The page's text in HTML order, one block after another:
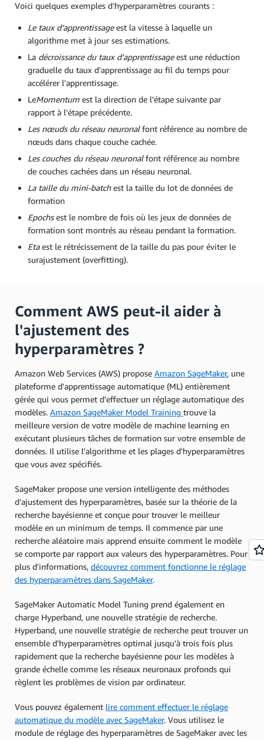
Voici quelques exemples d'hyperparamètres courants :
Le taux d’apprentissageest la vitesse à laquelle un
algorithme met à jour ses estimations.
La décroissance du taux d'apprentissageest une réduction
graduelle du taux d'apprentissage au fil du temps pour
accélérer l'apprentissage.
LeMomentum est la direction de l'étape suivante par
rapport à l'étape précédente.
Les nœuds du réseau neuronalfont référence au nombre de
nœuds dans chaque couche cachée.
Les couches du réseau neuronalfont référence au nombre
de couches cachées dans un réseau neuronal.
La taille du mini-batchest la taille du lot de données de
formation
Epochsest le nombre de fois où les jeux de données de
formation sont montrés au réseau pendant la formation.
Etaest le rétrécissement de la taille du pas pour éviter le
surajustement (overfitting).
Comment AWS peut-il aider à
l'ajustement des
hyperparamètres ?
Amazon Web Services (AWS) propose Amazon SageMaker, une
plateforme d'apprentissage automatique (ML) entièrement
gérée qui vous permet d'effectuer un réglage automatique des
modèles. Amazon SageMaker Model Training trouve la
meilleure version de votre modèle de machine learning en
exécutant plusieurs tâches de formation sur votre ensemble de
données. Il utilise l'algorithme et les plages d'hyperparamètres
que vous avez spécifiés.
SageMaker propose une version intelligente des méthodes
d'ajustement des hyperparamètres, basée sur la théorie de la
recherche bayésienne et conçue pour trouver le meilleur
modèle en un minimum de temps. Il commence par une
recherche aléatoire mais apprend ensuite comment le modèle
se comporte par rapport aux valeurs des hyperparamètres. Pour
plus d'informations, découvrez comment fonctionne le réglage
des hyperparamètres dans SageMaker.
SageMaker Automatic Model Tuning prend également en
charge Hyperband, une nouvelle stratégie de recherche.
Hyperband, une nouvelle stratégie de recherche peut trouver un
ensemble d'hyperparamètres optimal jusqu'à trois fois plus
rapidement que la recherche bayésienne pour les modèles à
grande échelle comme les réseaux neuronaux profonds qui
règlent les problèmes de vision par ordinateur.
Vous pouvez également lire comment effectuer le réglage
automatique du modèle avec SageMaker. Vous utilisez le
module de réglage des hyperparamètres de SageMaker avec les